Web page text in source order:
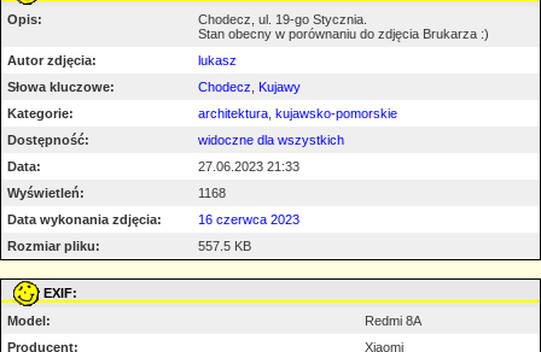
Opis:
Chodecz, ul. 19-go Stycznia.
Stan obecny w porównaniu do zdjęcia Brukarza :)
Autor zdjęcia:
lukasz
Słowa kluczowe:
Chodecz
Kujawy
Kategorie:
architektura kujawsko-pomorskie
Dostępność:
widoczne dla wszystkich
Data:
27.06.2023 21:33
Wyświetleń:
1168
Data wykonania zdjęcia:
16 czerwca 2023
Rozmiar pliku:
557.5 KB
EXIF:
Model:
Redmi 8A
Producent:
Xiaomi